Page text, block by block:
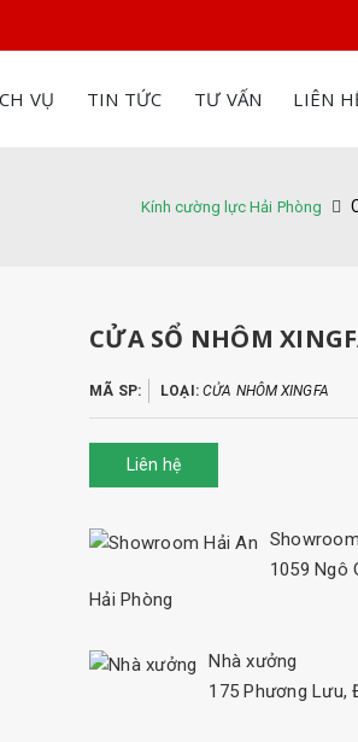
VỤ TIN TỨC TƯ VẤN LIÊN
Kính cường lực Hải Phòng
CỬA SỔ NHÔM
MÃ SP: LOẠI:CỬA NHÔM XINGFA
Liên hệ
1059 Ngô
Hải Phòng
Nhà xưởng
175 Phương Lưu,